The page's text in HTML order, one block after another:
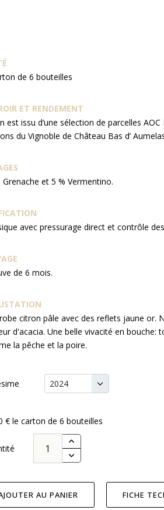
de 6 bouteilles
ET RENDEMENT
est issu d’une sélection de parcelles
du Vignoble de Château Bas d’
Grenache et 5 % Vermentino.
avec pressurage direct et contrôle
de 6 mois.
citron pâle avec des reflets jaune or.
d'acacia. Une belle vivacité en bouche:
la pêche et la poire.
€ le carton de 6 bouteilles
AU PANIER FICHE